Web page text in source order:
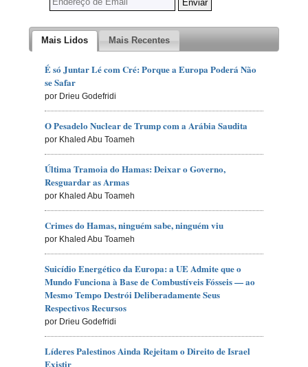
Mais Lidos Mais Recentes
É só Juntar Lé com Cré: Porque a Europa Poderá Não
se Safar
por Drieu Godefridi
O Pesadelo Nuclear de Trump com a Arábia Saudita
por Khaled Abu Toameh
Última Tramoia do Hamas: Deixar o Governo,
Resguardar as Armas
por Khaled Abu Toameh
Crimes do Hamas, ninguém sabe, ninguém viu
por Khaled Abu Toameh
Suicídio Energético da Europa: a UE Admite que o
Mundo Funciona à Base de Combustíveis Fósseis — ao
Mesmo Tempo Destrói Deliberadamente Seus
Respectivos Recursos
por Drieu Godefridi
Líderes Palestinos Ainda Rejeitam o Direito de Israel
Existir